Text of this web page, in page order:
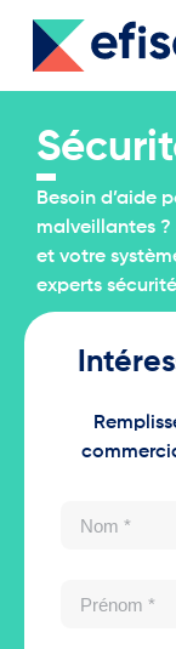
Besoin d’aide
malveillantes ?
et votre
experts